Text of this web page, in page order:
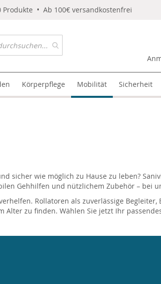
• Ab 100€ versandkostenfrei
Körperpflege Mobilität Sicherheit
sicher wie möglich zu Hause zu leben?
Gehhilfen und nützlichem Zubehör – bei
Rollatoren als zuverlässige
zu finden. Wählen Sie jetzt Ihr